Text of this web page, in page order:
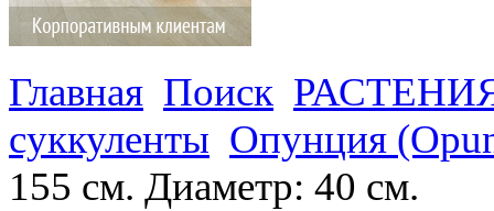
Главная Поиск
суккуленты Опунция
155 см. Диаметр: 40 см.